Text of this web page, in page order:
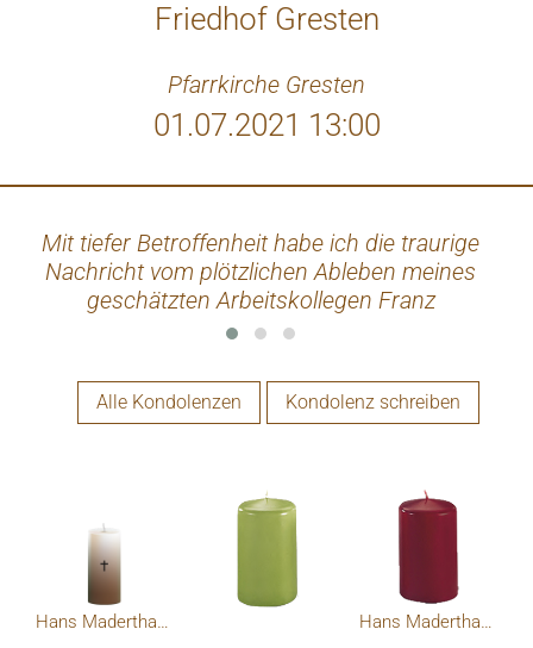
Friedhof Gresten
Pfarrkirche Gresten
01.07.2021 13:00
Mit tiefer Betroffenheit habe ich die traurige
Nachricht vom plötzlichen Ableben meines
geschätzten Arbeitskollegen Franz
erfahren. Meine aufrichtige Anteilnahme
FRANZ RUHE IN FRIEDEN?️"
Alle Kondolenzen Kondolenz schreiben
Hans Maderthaner Hans Maderthaner